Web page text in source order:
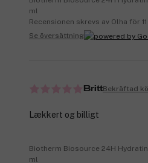
ml
Recensionen skrevs av Olha för
Se översättning
BrittBekräftad
Lækkert og billigt
Biotherm Biosource 24H
ml